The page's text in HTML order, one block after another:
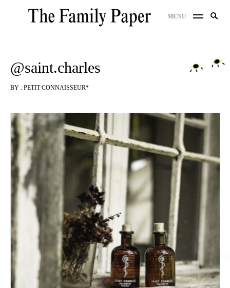
MENU
@saint.charles
BY : PETIT CONNAISSEUR*
Search